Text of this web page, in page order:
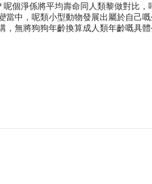
的衰老速度同人類唔一樣，唔係同我哋概念中嘅「一歲」、「一歲」咁長大。因為貓
當中，呢類小型動物發展出屬於自
無將狗狗年齡換算成人類年齡嘅具
幫助狗狗維護健康。小編都要提醒返
速度超快，係人類約15倍，到一歲都
性補返身體所需，幫助維持生活質量
捷克 Brit 關護系列 三文魚油 500ml
狗狗，可以使用保健品預防疾病。意
哋門市，叫同事幫您推薦適合嘅產品
門市：https://www.legopet.com.hk/